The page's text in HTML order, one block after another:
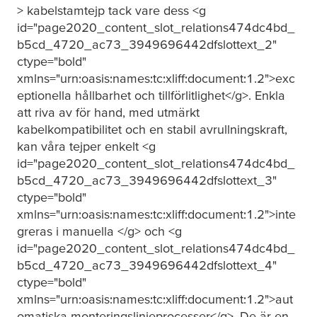
> kabelstamtejp tack vare dess <g
id="page2020_content_slot_relations474dc4bd_
b5cd_4720_ac73_3949696442dfslottext_2"
ctype="bold"
xmlns="urn:oasis:names:tc:xliff:document:1.2">exc
eptionella hållbarhet och tillförlitlighet</g>. Enkla
att riva av för hand, med utmärkt
kabelkompatibilitet och en stabil avrullningskraft,
kan våra tejper enkelt <g
id="page2020_content_slot_relations474dc4bd_
b5cd_4720_ac73_3949696442dfslottext_3"
ctype="bold"
xmlns="urn:oasis:names:tc:xliff:document:1.2">inte
greras i manuella </g> och <g
id="page2020_content_slot_relations474dc4bd_
b5cd_4720_ac73_3949696442dfslottext_4"
ctype="bold"
xmlns="urn:oasis:names:tc:xliff:document:1.2">aut